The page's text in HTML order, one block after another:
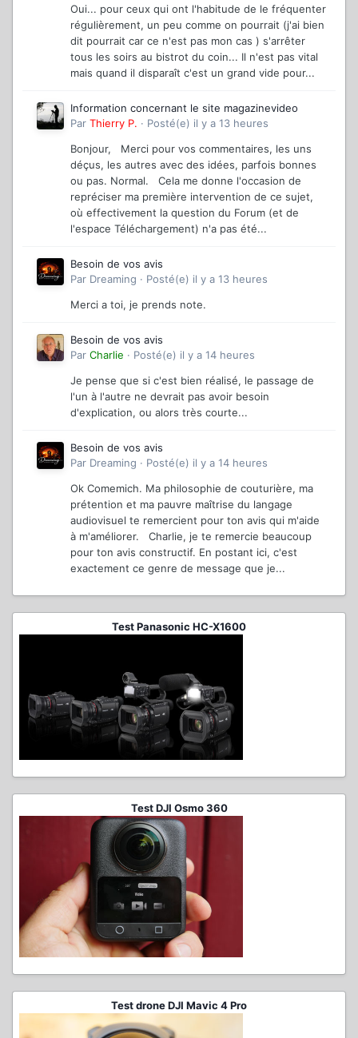
Oui... pour ceux qui ont l'habitude de le fréquenter
régulièrement, un peu comme on pourrait (j'ai bien
dit pourrait car ce n'est pas mon cas ) s'arrêter
tous les soirs au bistrot du coin... Il n'est pas vital
mais quand il disparaît c'est un grand vide pour...
Information concernant le site magazinevideo
Par Thierry P. · Posté(e) il y a 13 heures
Bonjour, Merci pour vos commentaires, les uns
déçus, les autres avec des idées, parfois bonnes
ou pas. Normal. Cela me donne l'occasion de
repréciser ma première intervention de ce sujet,
où effectivement la question du Forum (et de
l'espace Téléchargement) n'a pas été...
Besoin de vos avis
Par Dreaming · Posté(e) il y a 13 heures
Merci a toi, je prends note.
Besoin de vos avis
Par Charlie · Posté(e) il y a 14 heures
Je pense que si c'est bien réalisé, le passage de
l'un à l'autre ne devrait pas avoir besoin
d'explication, ou alors très courte...
Besoin de vos avis
Par Dreaming · Posté(e) il y a 14 heures
Ok Comemich. Ma philosophie de couturière, ma
prétention et ma pauvre maîtrise du langage
audiovisuel te remercient pour ton avis qui m'aide
à m'améliorer. Charlie, je te remercie beaucoup
pour ton avis constructif. En postant ici, c'est
exactement ce genre de message que je...
Test Panasonic HC-X1600
Test DJI Osmo 360
Test drone DJI Mavic 4 Pro